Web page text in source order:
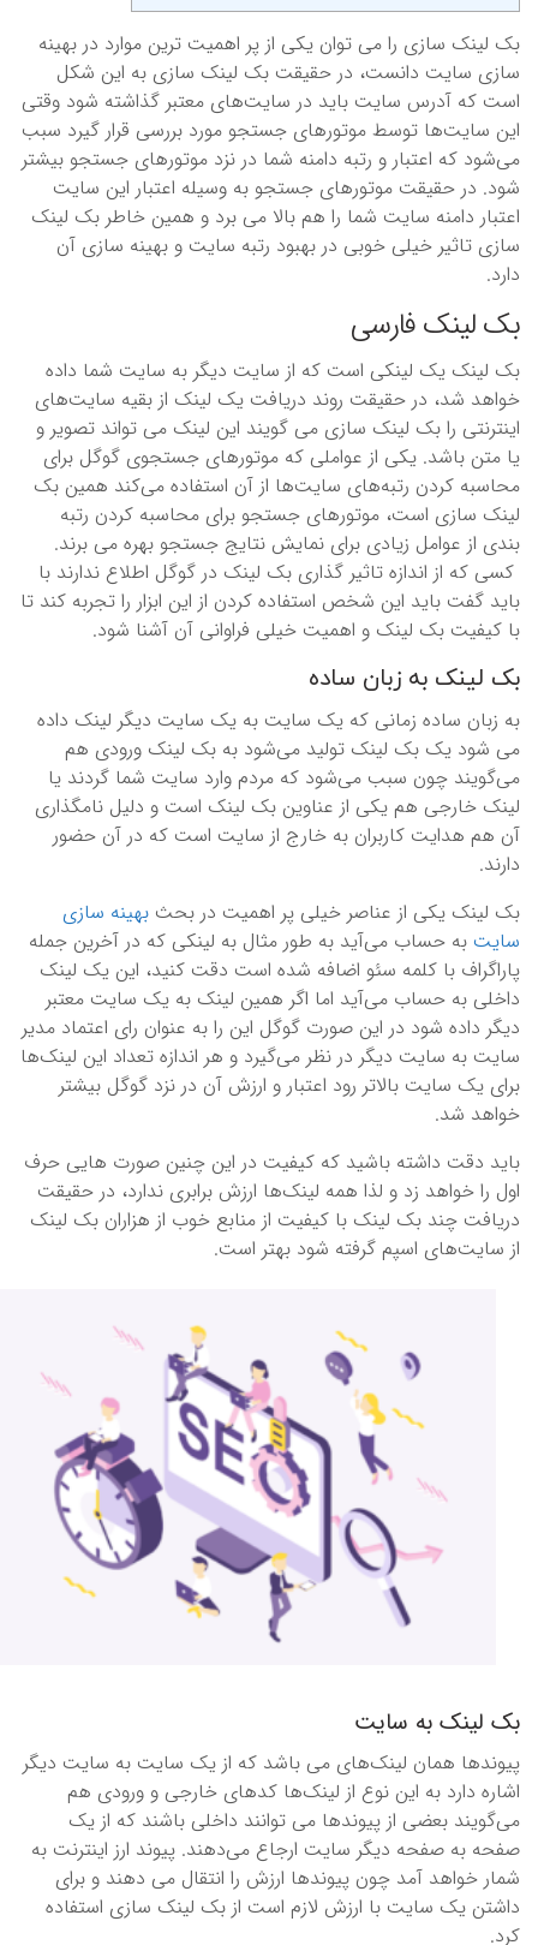
بک لینک سازی را می توان یکی از پر اهمیت ترین موارد در بهینه
سازی سایت دانست، در حقیقت بک لینک سازی به این شکل
است که آدرس سایت باید در سایت‌های معتبر گذاشته شود وقتی
این سایت‌ها توسط موتورهای جستجو مورد بررسی قرار گیرد سبب
می‌شود که اعتبار و رتبه دامنه شما در نزد موتورهای جستجو بیشتر
شود. در حقیقت موتورهای جستجو به وسیله اعتبار این سایت
اعتبار دامنه سایت شما را هم بالا می برد و همین خاطر بک لینک
سازی تاثیر خیلی خوبی در بهبود رتبه سایت و بهینه سازی آن
دارد.
بک لینک فارسی
بک لینک یک لینکی است که از سایت دیگر به سایت شما داده
خواهد شد، در حقیقت روند دریافت یک لینک از بقیه سایت‌های
اینترنتی را بک لینک سازی می گویند این لینک می تواند تصویر و
یا متن باشد. یکی از عواملی که موتورهای جستجوی گوگل برای
محاسبه کردن رتبه‌های سایت‌ها از آن استفاده می‌کند همین بک
لینک سازی است، موتور‌های جستجو برای محاسبه کردن رتبه
بندی از عوامل زیادی برای نمایش نتایج جستجو بهره می برند.
کسی که از اندازه تاثیر گذاری بک لینک در گوگل اطلاع ندارند با
باید گفت باید این شخص استفاده کردن از این ابزار را تجربه کند تا
با کیفیت بک لینک و اهمیت خیلی فراوانی آن آشنا شود.
بک لینک به زبان ساده
به زبان ساده زمانی که یک سایت به یک سایت دیگر لینک داده
می شود یک بک لینک تولید می‌شود به بک لینک ورودی هم
می‌گویند چون سبب می‌شود که مردم وارد سایت شما گردند یا
لینک خارجی هم یکی از عناوین بک لینک است و دلیل نامگذاری
آن هم هدایت کاربران به خارج از سایت است که در آن حضور
دارند.
بک لینک یکی از عناصر خیلی پر اهمیت در بحث بهینه سازی
سایت به حساب می‌آید به طور مثال به لینکی که در آخرین جمله
پاراگراف با کلمه سئو اضافه شده است دقت کنید، این یک لینک
داخلی به حساب می‌آید اما اگر همین لینک به یک سایت معتبر
دیگر داده شود در این صورت گوگل این را به عنوان رای اعتماد مدیر
سایت به سایت دیگر در نظر می‌گیرد و هر اندازه تعداد این لینک‌ها
برای یک سایت بالاتر رود اعتبار و ارزش آن در نزد گوگل بیشتر
خواهد شد.
باید دقت داشته باشید که کیفیت در این چنین صورت هایی حرف
اول را خواهد زد و لذا همه لینک‌ها ارزش برابری ندارد، در حقیقت
دریافت چند بک لینک با کیفیت از منابع خوب از هزاران بک لینک
از سایت‌های اسپم گرفته شود بهتر است.
بک لینک به سایت
پیوندها همان لینک‌های می باشد که از یک سایت به سایت دیگر
اشاره دارد به این نوع از لینک‌ها کد‌های خارجی و ورودی هم
می‌گویند بعضی از پیوند‌ها می توانند داخلی باشند که از یک
صفحه به صفحه دیگر سایت ارجاع می‌دهند. پیوند ارز اینترنت به
شمار خواهد آمد چون پیوندها ارزش را انتقال می دهند و برای
داشتن یک سایت با ارزش لازم است از بک لینک سازی استفاده
کرد.